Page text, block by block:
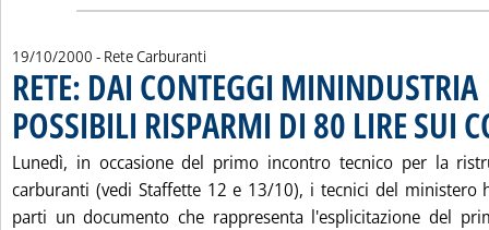
19/10/2000 - Rete Carburanti
RETE: DAI CONTEGGI MININDUSTRIA
POSSIBILI RISPARMI DI 80 LIRE SUI
Lunedì, in occasione del primo incontro tecnico per la
carburanti (vedi Staffette 12 e 13/10), i tecnici del ministero
parti un documento che rappresenta l'esplicitazione del